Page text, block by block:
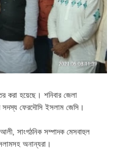
করা হয়েছে। শনিবার জেলা
সদস্য ফেরদৌসি ইসলাম জেসি।
সাংগঠনিক সম্পাদক মেসবাহুল
অনান্যরা।